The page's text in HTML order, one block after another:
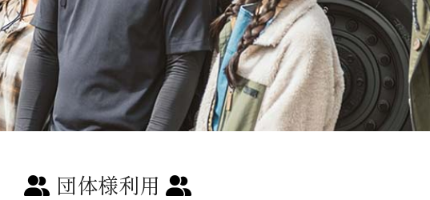
団体様利用